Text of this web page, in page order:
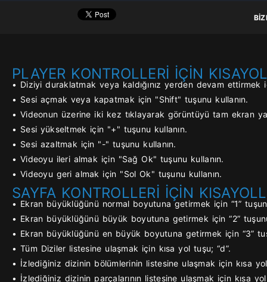
PLAYER KONTROLLERİ İÇİN
• Diziyi duraklatmak veya kaldığınız yerden devam ettirmek
• Sesi açmak veya kapatmak için "Shift" tuşunu kullanın.
• Videonun üzerine iki kez tıklayarak görüntüyü tam ekran
• Sesi yükseltmek için "+" tuşunu kullanın.
• Sesi azaltmak için "-" tuşunu kullanın.
• Videoyu ileri almak için "Sağ Ok" tuşunu kullanın.
• Videoyu geri almak için "Sol Ok" tuşunu kullanın.
SAYFA KONTROLLERİ İÇİN
• Ekran büyüklüğünü normal boyutuna getirmek için “1”
• Ekran büyüklüğünü büyük boyutuna getirmek için “2”
• Ekran büyüklüğünü en büyük boyutuna getirmek için “3”
• Tüm Diziler listesine ulaşmak için kısa yol tuşu; “d”.
• İzlediğiniz dizinin bölümlerinin listesine ulaşmak için kısa
• İzlediğiniz dizinin parçalarının listesine ulaşmak için kısa